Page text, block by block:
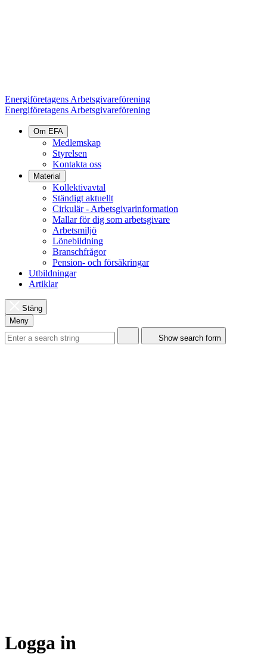
Energiföretagens Arbetsgivareförening
Energiföretagens Arbetsgivareförening
Om EFA
Medlemskap
Styrelsen
Kontakta oss
Material
Kollektivavtal
Ständigt aktuellt
Cirkulär - Arbetsgivarinformation
Mallar för dig som arbetsgivare
Arbetsmiljö
Lönebildning
Branschfrågor
Pension- och försäkringar
Utbildningar
Artiklar
Stäng
Meny
Show search form
Logga in